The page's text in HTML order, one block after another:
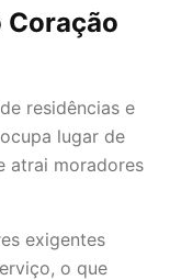
Coração
residências e
lugar de
atrai moradores
exigentes
o que